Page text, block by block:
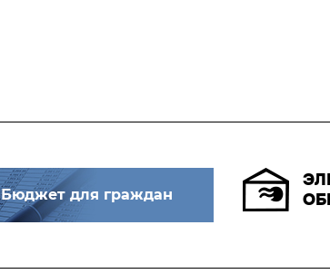
Бюджет для граждан